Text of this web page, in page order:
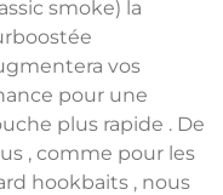
smoke) la
vos
pour une
plus rapide . De
, comme pour les
hookbaits , nous